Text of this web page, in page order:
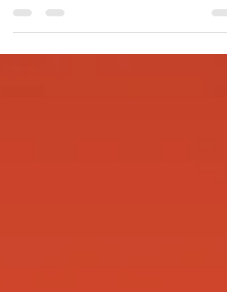
ce soit choisir entre le chocolat et la fraise
ou...